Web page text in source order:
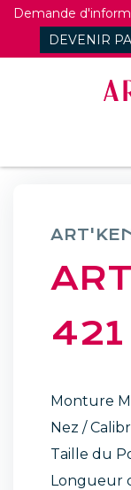
Skip
content
Demande
DEVENIR
421
Monture
Nez /
Taille du
Longueur